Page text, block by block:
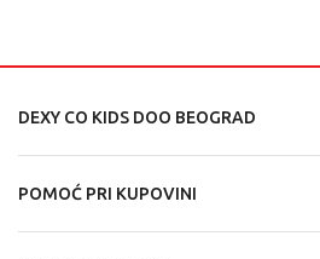
DEXY CO KIDS DOO BEOGRAD
POMOĆ PRI KUPOVINI